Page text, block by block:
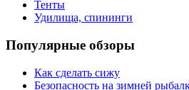
Тенты
Удилища, спининги
Популярные обзоры
Как сделать сижу
Безопасность на зимней